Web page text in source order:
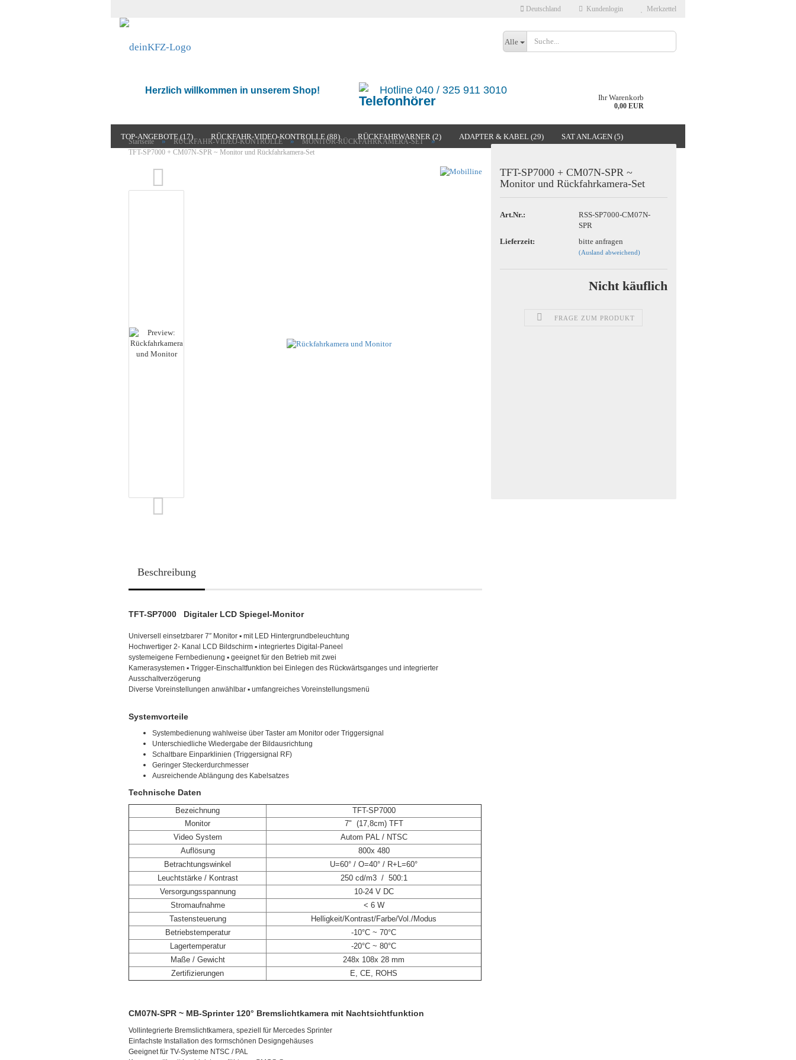
Deutschland Kundenlogin
Konto erstellen
Passwort vergessen?
Merkzettel
Alle
Herzlich willkommen in unserem Shop! Hotline 040 / 325 911 3010
Ihr Warenkorb
0,00 EUR
TOP-ANGEBOTE (17) RÜCKFAHR-VIDEO-KONTROLLE (88) RÜCKFAHRWARNER (2) ADAPTER & KABEL (29) SAT ANLAGEN (5)
Startseite » RÜCKFAHR-VIDEO-KONTROLLE » MONITOR-RÜCKFAHRKAMERA-SET »
TFT-SP7000 + CM07N-SPR ~ Monitor und Rückfahrkamera-Set
TFT-SP7000 + CM07N-SPR ~
Monitor und Rückfahrkamera-Set
Art.Nr.:
RSS-SP7000-CM07N-
SPR
Lieferzeit:
bitte anfragen
(Ausland abweichend)
Nicht käuflich
FRAGE ZUM PRODUKT
Beschreibung
TFT-SP7000 Digitaler LCD Spiegel-Monitor
Universell einsetzbarer 7″ Monitor ▪ mit LED Hintergrundbeleuchtung
Hochwertiger 2- Kanal LCD Bildschirm ▪ integriertes Digital-Paneel
systemeigene Fernbedienung ▪ geeignet für den Betrieb mit zwei
Kamerasystemen ▪ Trigger-Einschaltfunktion bei Einlegen des Rückwärtsganges und integrierter
Ausschaltverzögerung
Diverse Voreinstellungen anwählbar ▪ umfangreiches Voreinstellungsmenü
Systemvorteile
Systembedienung wahlweise über Taster am Monitor oder Triggersignal
Unterschiedliche Wiedergabe der Bildausrichtung
Schaltbare Einparklinien (Triggersignal RF)
Geringer Steckerdurchmesser
Ausreichende Ablängung des Kabelsatzes
Technische Daten
Bezeichnung
TFT-SP7000
Monitor
7" (17,8cm) TFT
Video System
Autom PAL / NTSC
Auflösung
800x 480
Betrachtungswinkel
U=60° / O=40° / R+L=60°
Leuchtstärke / Kontrast
250 cd/m3 / 500:1
Versorgungsspannung
10-24 V DC
Stromaufnahme
< 6 W
Tastensteuerung
Helligkeit/Kontrast/Farbe/Vol./Modus
Betriebstemperatur
-10°C ~ 70°C
Lagertemperatur
-20°C ~ 80°C
Maße / Gewicht
248x 108x 28 mm
Zertifizierungen
E, CE, ROHS
CM07N-SPR ~ MB-Sprinter 120° Bremslichtkamera mit Nachtsichtfunktion
Vollintegrierte Bremslichtkamera, speziell für Mercedes Sprinter
Einfachste Installation des formschönen Designgehäuses
Geeignet für TV-Systeme NTSC / PAL